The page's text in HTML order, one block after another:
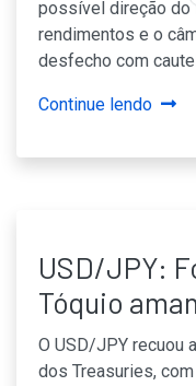
possível direção do
rendimentos e o
desfecho com
Continue lendo
USD/JPY:
Tóquio
O USD/JPY recuou
dos Treasuries,